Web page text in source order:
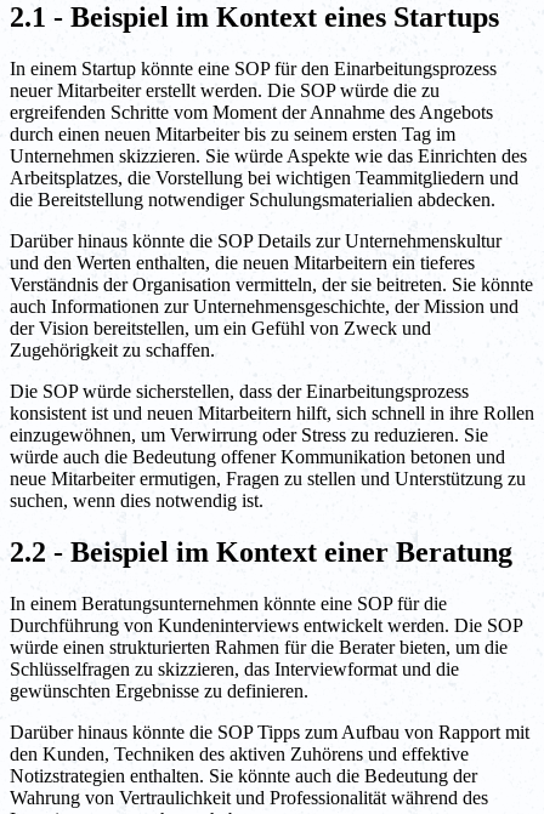
2.1 - Beispiel im Kontext eines Startups
In einem Startup könnte eine SOP für den Einarbeitungsprozess
neuer Mitarbeiter erstellt werden. Die SOP würde die zu
ergreifenden Schritte vom Moment der Annahme des Angebots
durch einen neuen Mitarbeiter bis zu seinem ersten Tag im
Unternehmen skizzieren. Sie würde Aspekte wie das Einrichten des
Arbeitsplatzes, die Vorstellung bei wichtigen Teammitgliedern und
die Bereitstellung notwendiger Schulungsmaterialien abdecken.
Darüber hinaus könnte die SOP Details zur Unternehmenskultur
und den Werten enthalten, die neuen Mitarbeitern ein tieferes
Verständnis der Organisation vermitteln, der sie beitreten. Sie könnte
auch Informationen zur Unternehmensgeschichte, der Mission und
der Vision bereitstellen, um ein Gefühl von Zweck und
Zugehörigkeit zu schaffen.
Die SOP würde sicherstellen, dass der Einarbeitungsprozess
konsistent ist und neuen Mitarbeitern hilft, sich schnell in ihre Rollen
einzugewöhnen, um Verwirrung oder Stress zu reduzieren. Sie
würde auch die Bedeutung offener Kommunikation betonen und
neue Mitarbeiter ermutigen, Fragen zu stellen und Unterstützung zu
suchen, wenn dies notwendig ist.
2.2 - Beispiel im Kontext einer Beratung
In einem Beratungsunternehmen könnte eine SOP für die
Durchführung von Kundeninterviews entwickelt werden. Die SOP
würde einen strukturierten Rahmen für die Berater bieten, um die
Schlüsselfragen zu skizzieren, das Interviewformat und die
gewünschten Ergebnisse zu definieren.
Darüber hinaus könnte die SOP Tipps zum Aufbau von Rapport mit
den Kunden, Techniken des aktiven Zuhörens und effektive
Notizstrategien enthalten. Sie könnte auch die Bedeutung der
Wahrung von Vertraulichkeit und Professionalität während des